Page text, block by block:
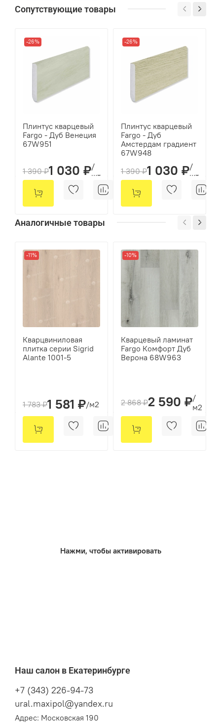
1220*150*3,5мм
Кол-во шт в уп
2,196
Сопутствующие товары
-26%
Плинтус кварцевый
Fargo - Дуб Венеция
67W951
1 390 ₽1 030 ₽/
шт
-26%
Плинтус кварцевый
Fargo - Дуб
Амстердам градиент
67W948
1 390 ₽1 030 ₽/
шт
Аналогичные товары
-11%
Кварцвиниловая
плитка серии Sigrid
Alante 1001-5
1 783 ₽1 581 ₽/м2
-10%
Кварцевый ламинат
Fargo Комфорт Дуб
Верона 68W963
2 868 ₽2 590 ₽/
м2
Нажми, чтобы активировать
Наш салон в Екатеринбурге
+7 (343) 226-94-73
ural.maxipol@yandex.ru
Адрес: Московская 190